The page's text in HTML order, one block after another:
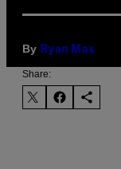
By Ryan Max
Share: